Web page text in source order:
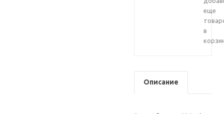
еще
в
Описание